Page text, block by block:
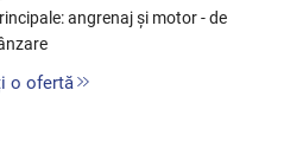
angrenaj și motor - de
o ofertă